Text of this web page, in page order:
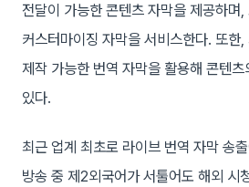
전달이 가능한 콘텐츠 자막을 제공하며,
커스터마이징 자막을 서비스한다. 또한
제작 가능한 번역 자막을 활용해 콘텐
있다.
최근 업계 최초로 라이브 번역 자막 송
방송 중 제2외국어가 서툴어도 해외 시